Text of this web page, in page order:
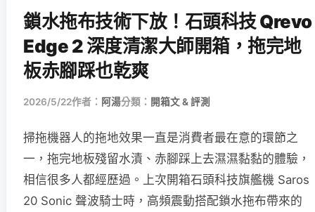
鎖水拖布技術下放！石頭科技 Qrevo
Edge 2 深度清潔大師開箱，拖完地
板赤腳踩也乾爽
2026/5/22作者： 阿湯分類： 開箱文 & 評測
掃拖機器人的拖地效果一直是消費者最在意的環節之
一，拖完地板殘留水漬、赤腳踩上去濕濕黏黏的體驗，
相信很多人都經歷過。上次開箱石頭科技旗艦機 Saros
20 Sonic 聲波騎士時，高頻震動搭配鎖水拖布帶來的